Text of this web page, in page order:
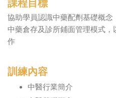
課程目標
協助學員認識中藥配劑基礎概
中藥倉存及診所鋪面管理模式
作
訓練內容
中醫行業簡介